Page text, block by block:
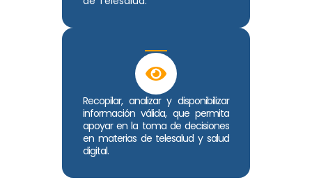
Recopilar, analizar y disponibilizar
información válida, que permita
apoyar en la toma de decisiones
en materias de telesalud y salud
digital.